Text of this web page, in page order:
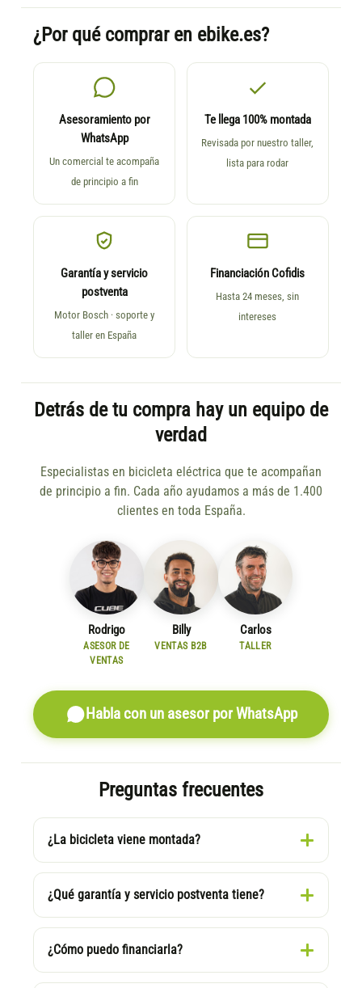
¿Por qué comprar en ebike.es?
Asesoramiento por
WhatsApp
Un comercial te acompaña
de principio a fin
Te llega 100% montada
Revisada por nuestro taller,
lista para rodar
Garantía y servicio
postventa
Motor Bosch · soporte y
taller en España
Financiación Cofidis
Hasta 24 meses, sin
intereses
Detrás de tu compra hay un equipo de
verdad
Especialistas en bicicleta eléctrica que te acompañan
de principio a fin. Cada año ayudamos a más de 1.400
clientes en toda España.
Rodrigo
ASESOR DE
VENTAS
Billy
VENTAS B2B
Carlos
TALLER
Habla con un asesor por WhatsApp
Preguntas frecuentes
¿La bicicleta viene montada?
¿Qué garantía y servicio postventa tiene?
¿Cómo puedo financiarla?